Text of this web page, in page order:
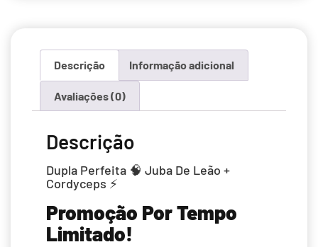
Descrição Informação adicional
Avaliações (0)
Descrição
Dupla Perfeita 🧠 Juba De Leão +
Cordyceps ⚡
Promoção Por Tempo
Limitado!